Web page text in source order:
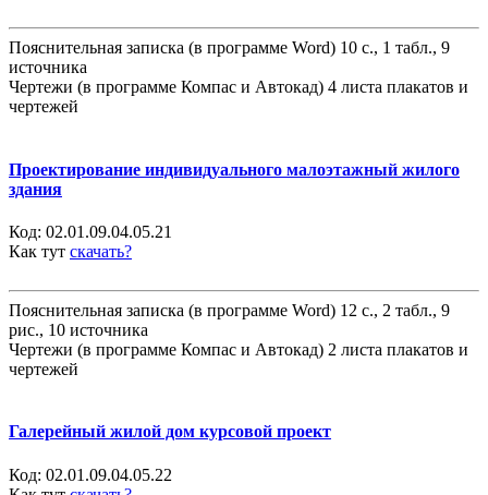
Пояснительная записка (в программе Word) 10 с., 1 табл., 9
источника
Чертежи (в программе Компас и Автокад) 4 листа плакатов и
чертежей
Проектирование индивидуального малоэтажный жилого
здания
Код: 02.01.09.04.05.21
Как тут скачать?
Пояснительная записка (в программе Word) 12 с., 2 табл., 9
рис., 10 источника
Чертежи (в программе Компас и Автокад) 2 листа плакатов и
чертежей
Галерейный жилой дом курсовой проект
Код: 02.01.09.04.05.22